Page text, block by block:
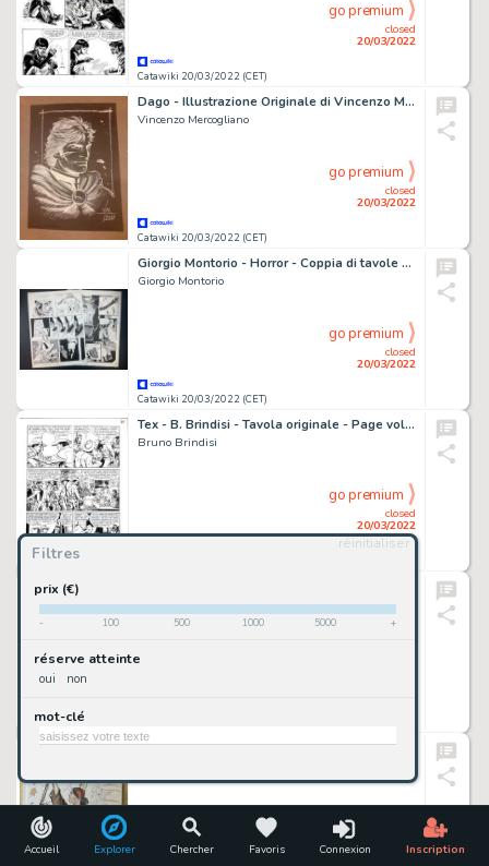
Accueil Explorer Chercher Favoris Connexion Inscription
Filtres
réinitialiser
prix (€)
- 100 500 1000 5000 +
réserve atteinte
oui non
mot-clé
Catawiki 20/03/2022 (CET)
closed
20/03/2022
go premium
Dago - Illustrazione Originale di Vincenzo Mercogliano - Page volante - (2018)
Vincenzo Mercogliano
Catawiki 20/03/2022 (CET)
closed
20/03/2022
go premium
Giorgio Montorio - Horror - Coppia di tavole - Page volante - Exemplaire unique - (1970)
Giorgio Montorio
Catawiki 20/03/2022 (CET)
closed
20/03/2022
go premium
Tex - B. Brindisi - Tavola originale - Page volante
Bruno Brindisi
closed
20/03/2022
go premium
Nicola Mari
20/03/2022
go premium